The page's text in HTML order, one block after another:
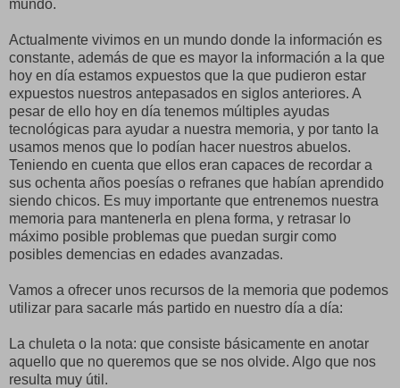
mundo.
Actualmente vivimos en un mundo donde la información es
constante, además de que es mayor la información a la que
hoy en día estamos expuestos que la que pudieron estar
expuestos nuestros antepasados en siglos anteriores. A
pesar de ello hoy en día tenemos múltiples ayudas
tecnológicas para ayudar a nuestra memoria, y por tanto la
usamos menos que lo podían hacer nuestros abuelos.
Teniendo en cuenta que ellos eran capaces de recordar a
sus ochenta años poesías o refranes que habían aprendido
siendo chicos. Es muy importante que entrenemos nuestra
memoria para mantenerla en plena forma, y retrasar lo
máximo posible problemas que puedan surgir como
posibles demencias en edades avanzadas.
Vamos a ofrecer unos recursos de la memoria que podemos
utilizar para sacarle más partido en nuestro día a día:
La chuleta o la nota: que consiste básicamente en anotar
aquello que no queremos que se nos olvide. Algo que nos
resulta muy útil.